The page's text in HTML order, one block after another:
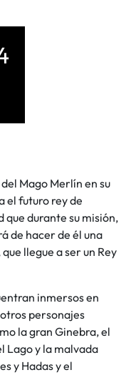
Mago Merlín en su
el futuro rey de
durante su misión,
de hacer de él una
llegue a ser un Rey
inmersos en
personajes
la gran Ginebra, el
Lago y la malvada
y Hadas y el